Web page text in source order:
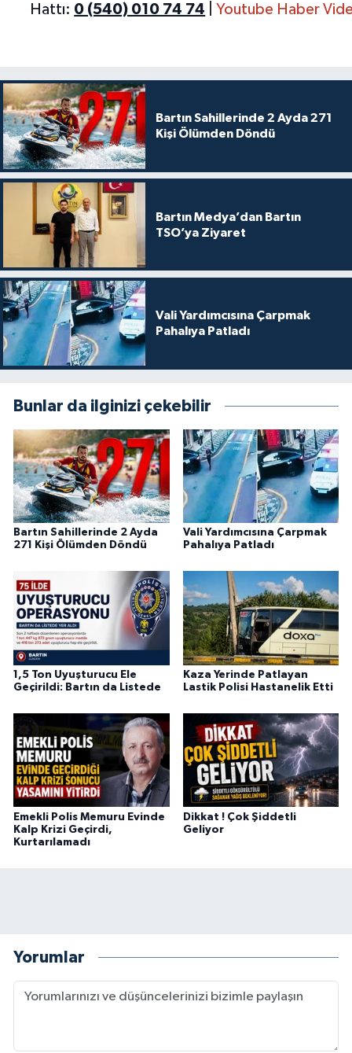
Hattı: 0 (540) 010 74 74 |Youtube Haber
Bartın Sahillerinde 2 Ayda 271
Kişi Ölümden Döndü
Bartın Medya’dan Bartın
TSO’ya Ziyaret
Vali Yardımcısına Çarpmak
Pahalıya Patladı
Bunlar da ilginizi çekebilir
Bartın Sahillerinde 2 Ayda
271 Kişi Ölümden Döndü
Vali Yardımcısına Çarpmak
Pahalıya Patladı
1,5 Ton Uyuşturucu Ele
Geçirildi: Bartın da Listede
Kaza Yerinde Patlayan
Lastik Polisi Hastanelik Etti
Emekli Polis Memuru Evinde
Kalp Krizi Geçirdi,
Kurtarılamadı
Dikkat ! Çok Şiddetli
Geliyor
Yorumlar